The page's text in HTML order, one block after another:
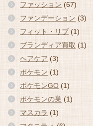
ファッション (67)
ファンデーション (3)
フィット・リブ (1)
ブランディア買取 (1)
ヘアケア (3)
ポケモン (1)
ポケモンGO (1)
ポケモンの巣 (1)
マスカラ (1)